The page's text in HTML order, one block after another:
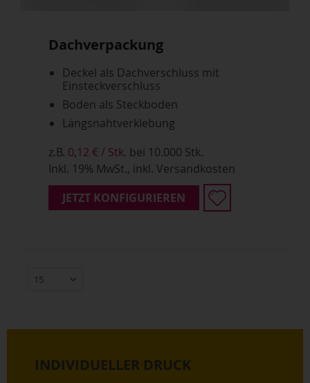
Dachverpackung
Deckel als Dachverschluss mit
Einsteckverschluss
Boden als Steckboden
Längsnahtverklebung
z.B. 0,12 € / Stk. bei 10.000 Stk.
Inkl. 19% MwSt., inkl. Versandkosten
JETZT KONFIGURIEREN
INDIVIDUELLER DRUCK